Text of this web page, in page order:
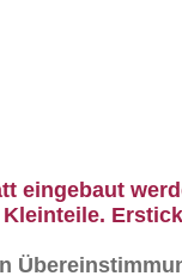
eingebaut